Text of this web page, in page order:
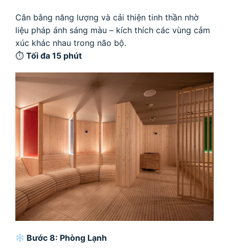
Cân bằng năng lượng và cải thiện tinh thần nhờ
liệu pháp ánh sáng màu – kích thích các vùng cảm
xúc khác nhau trong não bộ.
⏱ Tối đa 15 phút
Bước 8: Phòng Lạnh